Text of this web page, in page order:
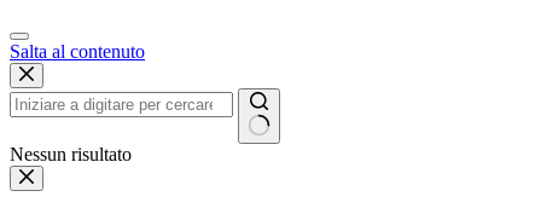
Salta al contenuto
Nessun risultato